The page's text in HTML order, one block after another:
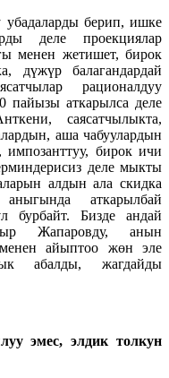
убадаларды берип, ишке
деле проекциялар
менен жетишет, бирок
дүжүр балагандардай
рационалдуу
пайызы аткарылса деле
саясатчылыкта,
аша чабуулардын
бирок ичи
деле мыкты
алдын ала скидка
аткарылбай
бурбайт. Бизде андай
Жапаровду, анын
менен айыптоо жөн эле
абалды, жагдайды
эмес, элдик толкун